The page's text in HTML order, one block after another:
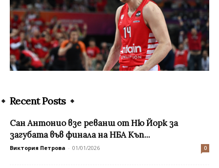
Recent Posts
Сан Антонио взе реванш от Ню Йорк за
загубата във финала на НБА Къп...
Виктория Петрова - 01/01/2026 0